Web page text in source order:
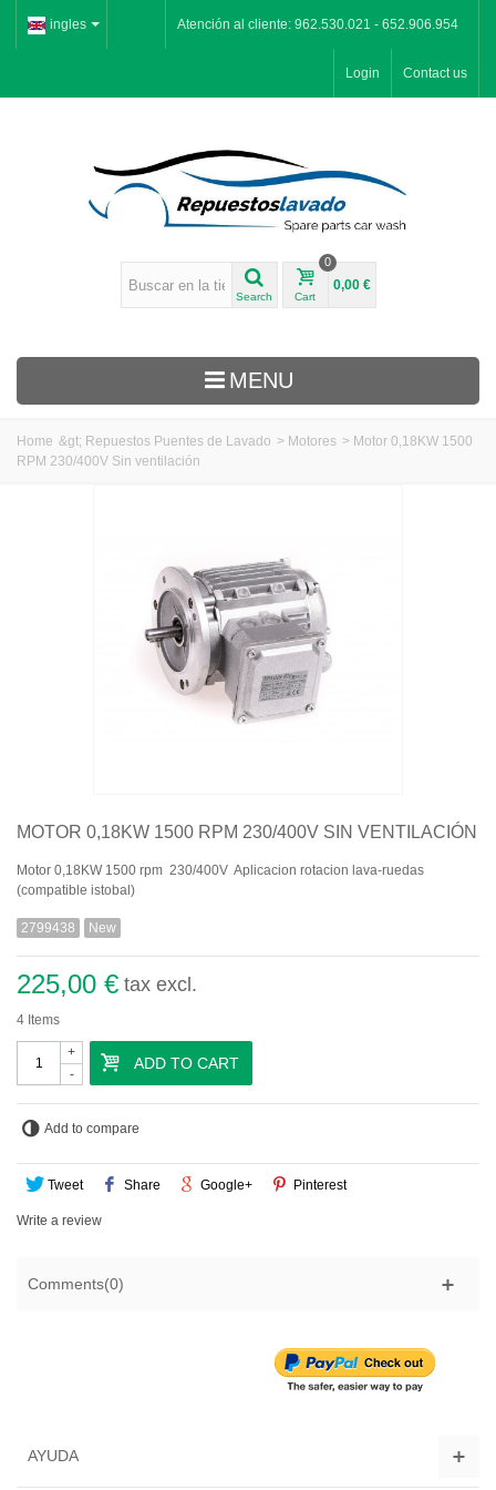
Atención al cliente: 962.530.021 - 652.906.954
ingles
Contact us
Login
Search Cart
0
0,00 €
MENU
Inicio
Home &gt; Repuestos Puentes de Lavado > Motores > Motor 0,18KW 1500
RPM 230/400V Sin ventilación
MOTOR 0,18KW 1500 RPM 230/400V SIN VENTILACIÓN
Motor 0,18KW 1500 rpm 230/400V Aplicacion rotacion lava-ruedas
(compatible istobal)
2799438 New
225,00 € tax excl.
4 Items
-
+
ADD TO CART
Add to compare
Tweet Share Google+ Pinterest
Write a review
Comments(0)
AYUDA